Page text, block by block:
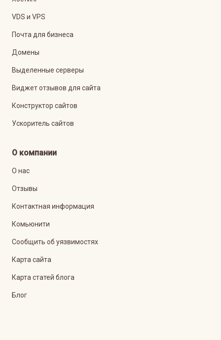
VDS и VPS
Почта для бизнеса
Домены
Выделенные серверы
Виджет отзывов для сайта
Конструктор сайтов
Ускоритель сайтов
О компании
О нас
Отзывы
Контактная информация
Комьюнити
Сообщить об уязвимостях
Карта сайта
Карта статей блога
Блог